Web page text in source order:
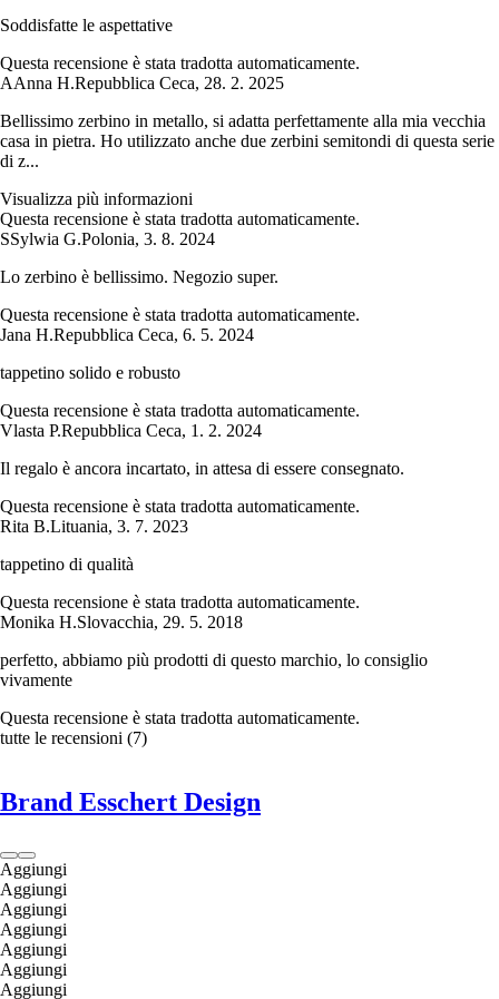
Soddisfatte le aspettative
Questa recensione è stata tradotta automaticamente.
AAnna H.Repubblica Ceca, 28. 2. 2025
Bellissimo zerbino in metallo, si adatta perfettamente alla mia vecchia
casa in pietra. Ho utilizzato anche due zerbini semitondi di questa serie
di z...
Visualizza più informazioni
Questa recensione è stata tradotta automaticamente.
SSylwia G.Polonia, 3. 8. 2024
Lo zerbino è bellissimo. Negozio super.
Questa recensione è stata tradotta automaticamente.
Jana H.Repubblica Ceca, 6. 5. 2024
tappetino solido e robusto
Questa recensione è stata tradotta automaticamente.
Vlasta P.Repubblica Ceca, 1. 2. 2024
Il regalo è ancora incartato, in attesa di essere consegnato.
Questa recensione è stata tradotta automaticamente.
Rita B.Lituania, 3. 7. 2023
tappetino di qualità
Questa recensione è stata tradotta automaticamente.
Monika H.Slovacchia, 29. 5. 2018
perfetto, abbiamo più prodotti di questo marchio, lo consiglio
vivamente
Questa recensione è stata tradotta automaticamente.
tutte le recensioni (7)
Brand Esschert Design
Aggiungi
Aggiungi
Aggiungi
Aggiungi
Aggiungi
Aggiungi
Aggiungi